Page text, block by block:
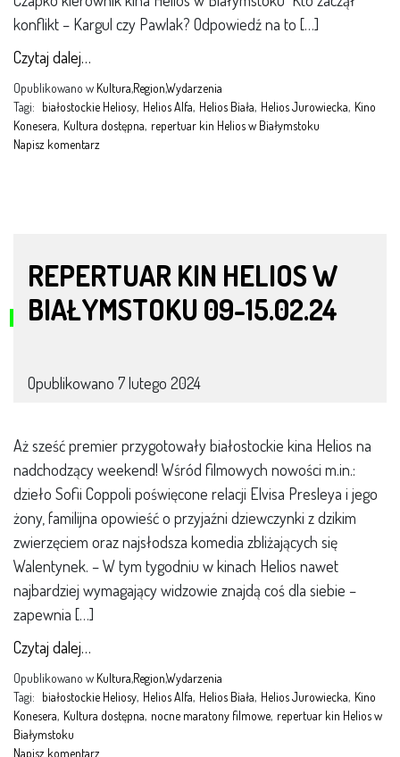
konflikt – Kargul czy Pawlak? Odpowiedź na to […]
Czytaj dalej…
Opublikowano w Kultura,Region,Wydarzenia
Tagi: białostockie Heliosy, Helios Alfa, Helios Biała, Helios Jurowiecka, Kino
Konesera, Kultura dostępna, repertuar kin Helios w Białymstoku
Napisz komentarz
REPERTUAR KIN HELIOS W
BIAŁYMSTOKU 09-15.02.24
Opublikowano 7 lutego 2024
Aż sześć premier przygotowały białostockie kina Helios na
nadchodzący weekend! Wśród filmowych nowości m.in.:
dzieło Sofii Coppoli poświęcone relacji Elvisa Presleya i jego
żony, familijna opowieść o przyjaźni dziewczynki z dzikim
zwierzęciem oraz najsłodsza komedia zbliżających się
Walentynek. – W tym tygodniu w kinach Helios nawet
najbardziej wymagający widzowie znajdą coś dla siebie –
zapewnia […]
Czytaj dalej…
Opublikowano w Kultura,Region,Wydarzenia
Tagi: białostockie Heliosy, Helios Alfa, Helios Biała, Helios Jurowiecka, Kino
Konesera, Kultura dostępna, nocne maratony filmowe, repertuar kin Helios w
Białymstoku
Napisz komentarz